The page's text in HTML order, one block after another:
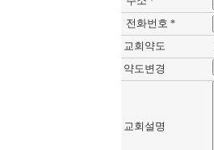
전화번호 *
교회약도
약도변경
교회설명